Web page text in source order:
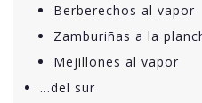
Berberechos al vapor
Zamburiñas a la
Mejillones al vapor
…del sur